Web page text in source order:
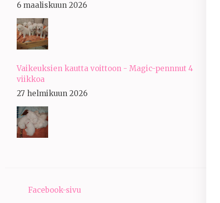
6 maaliskuun 2026
Vaikeuksien kautta voittoon - Magic-pennnut 4
viikkoa
27 helmikuun 2026
Facebook-sivu